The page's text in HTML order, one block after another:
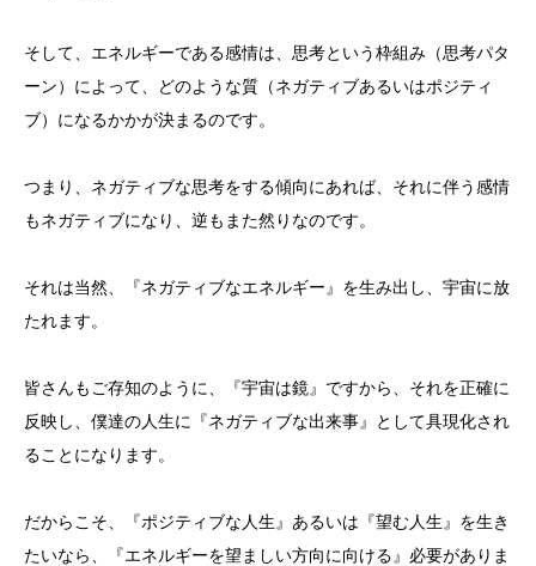
そして、エネルギーである感情は、思考という枠組み（思考パタ
ーン）によって、どのような質（ネガティブあるいはポジティ
ブ）になるかかが決まるのです。
つまり、ネガティブな思考をする傾向にあれば、それに伴う感情
もネガティブになり、逆もまた然りなのです。
それは当然、『ネガティブなエネルギー』を生み出し、宇宙に放
たれます。
皆さんもご存知のように、『宇宙は鏡』ですから、それを正確に
反映し、僕達の人生に『ネガティブな出来事』として具現化され
ることになります。
だからこそ、『ポジティブな人生』あるいは『望む人生』を生き
たいなら、『エネルギーを望ましい方向に向ける』必要がありま